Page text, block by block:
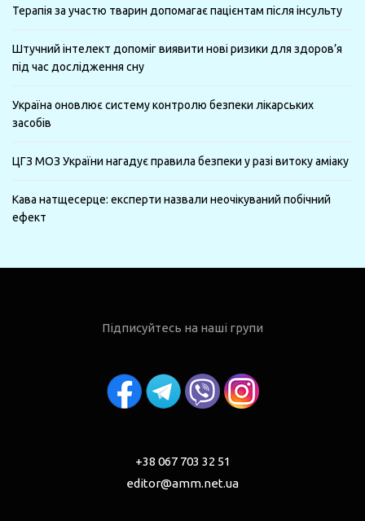
Терапія за участю тварин допомагає пацієнтам після інсульту
Штучний інтелект допоміг виявити нові ризики для здоров’я
під час дослідження сну
Україна оновлює систему контролю безпеки лікарських
засобів
ЦГЗ МОЗ України нагадує правила безпеки у разі витоку аміаку
Кава натщесерце: експерти назвали неочікуваний побічний
ефект
Підписуйтесь на наші групи
+38 067 703 32 51
editor@amm.net.ua